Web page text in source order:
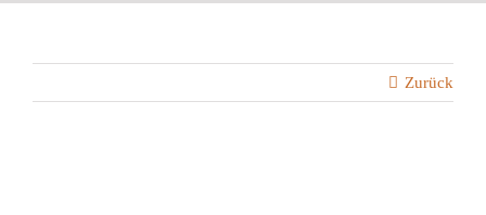
Zurück